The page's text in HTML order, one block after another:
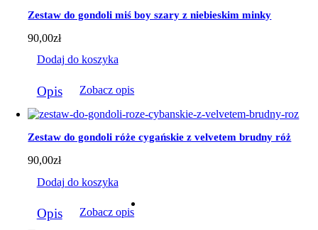
Zestaw do gondoli miś boy szary z niebieskim minky
90,00zł
Dodaj do koszyka
Opis Zobacz opis
Zestaw do gondoli róże cygańskie z velvetem brudny róż
90,00zł
Dodaj do koszyka
Opis Zobacz opis